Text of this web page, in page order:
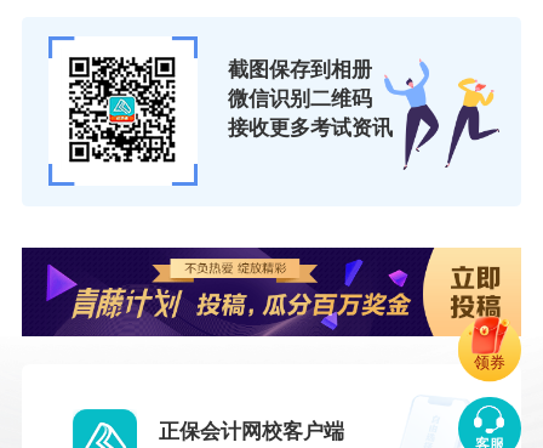
截图保存到相册
微信识别二维码
接收更多考试资讯
正保会计网校客户端
客服
领券